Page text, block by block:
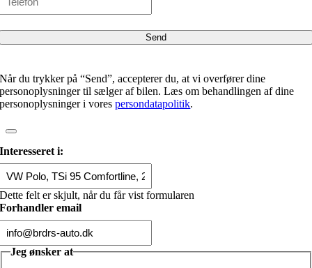
Når du trykker på “Send”, accepterer du, at vi overfører dine
personoplysninger til sælger af bilen. Læs om behandlingen af dine
personoplysninger i vorespersondatapolitik.
Interesseret i:
Dette felt er skjult, når du får vist formularen
Forhandler email
Jeg ønsker at